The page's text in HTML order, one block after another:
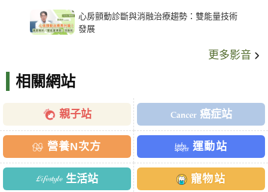
心房顫動診斷與消融治療趨勢：雙能量技術
發展
更多影音
相關網站
親子站 癌症站
營養N次方 運動站
生活站 寵物站